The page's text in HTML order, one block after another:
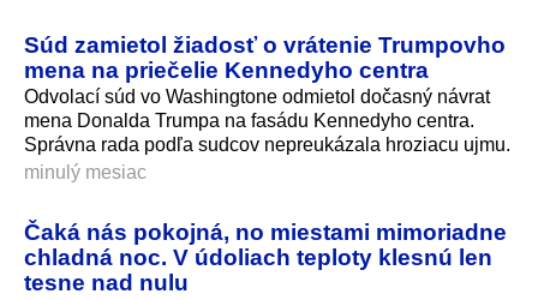
Súd zamietol žiadosť o vrátenie Trumpovho
mena na priečelie Kennedyho centra
Odvolací súd vo Washingtone odmietol dočasný návrat
mena Donalda Trumpa na fasádu Kennedyho centra.
Správna rada podľa sudcov nepreukázala hroziacu ujmu.
minulý mesiac
Čaká nás pokojná, no miestami mimoriadne
chladná noc. V údoliach teploty klesnú len
tesne nad nulu